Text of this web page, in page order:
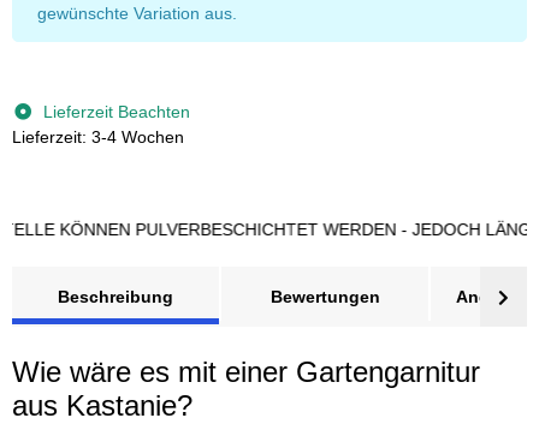
gewünschte Variation aus.
Lieferzeit Beachten
Lieferzeit: 3-4 Wochen
KÖNNEN PULVERBESCHICHTET WERDEN - JEDOCH LÄNGERE
Beschreibung Bewertungen Angebot
Wie wäre es mit einer Gartengarnitur
aus Kastanie?